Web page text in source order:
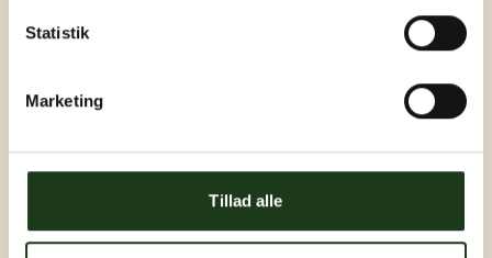
Statistik
Marketing
Tillad alle